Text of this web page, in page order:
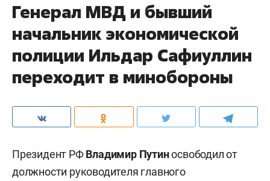
Генерал МВД и бывший
начальник экономической
полиции Ильдар Сафиуллин
переходит в минобороны
Президент РФВладимир Путиносвободил от
должности руководителя главного